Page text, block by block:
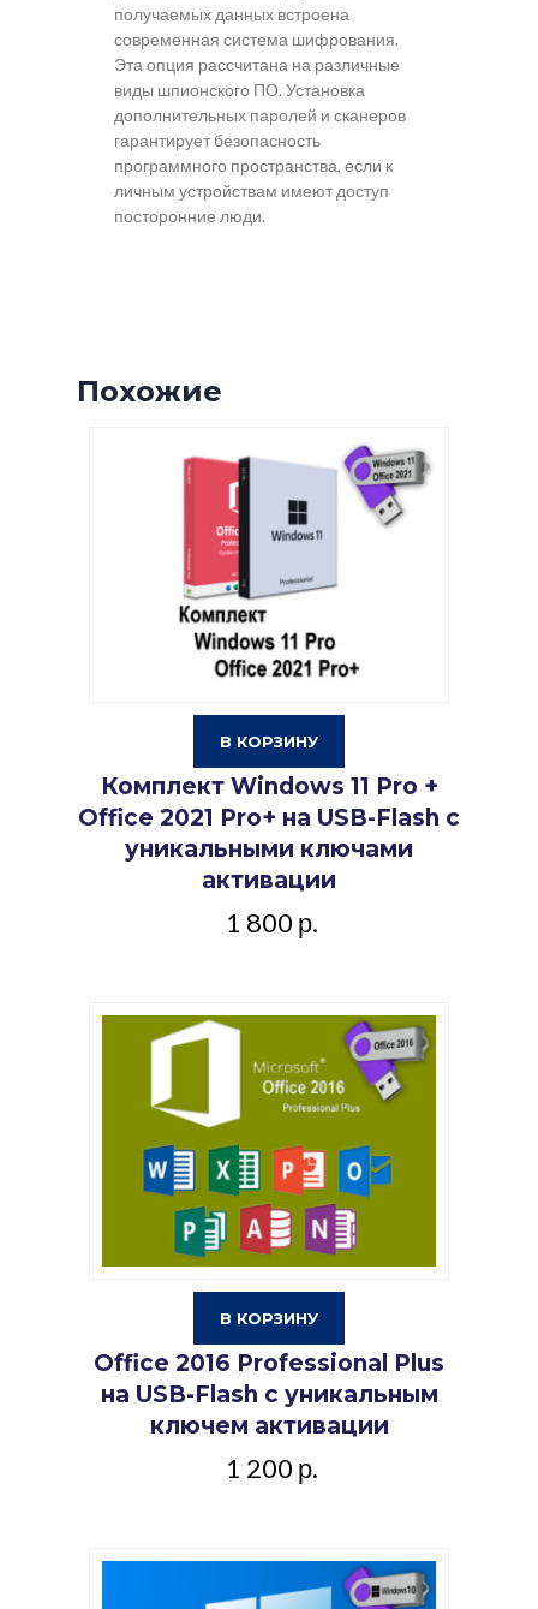
получаемых данных встроена
современная система шифрования.
Эта опция рассчитана на различные
виды шпионского ПО. Установка
дополнительных паролей и сканеров
гарантирует безопасность
программного пространства, если к
личным устройствам имеют доступ
посторонние люди.
Похожие
В КОРЗИНУ
Комплект Windows 11 Pro +
Office 2021 Pro+ на USB-Flash с
уникальными ключами
активации
1 800 р.
В КОРЗИНУ
Office 2016 Professional Plus
на USB-Flash с уникальным
ключем активации
1 200 р.